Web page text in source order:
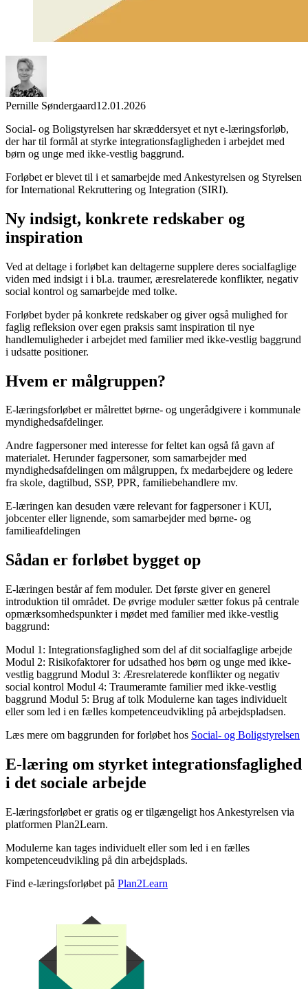
Pernille Søndergaard12.01.2026
Social- og Boligstyrelsen har skræddersyet et nyt e-læringsforløb,
der har til formål at styrke integrationsfagligheden i arbejdet med
børn og unge med ikke-vestlig baggrund.
Forløbet er blevet til i et samarbejde med Ankestyrelsen og Styrelsen
for International Rekruttering og Integration (SIRI).
Ny indsigt, konkrete redskaber og
inspiration
Ved at deltage i forløbet kan deltagerne supplere deres socialfaglige
viden med indsigt i i bl.a. traumer, æresrelaterede konflikter, negativ
social kontrol og samarbejde med tolke.
Forløbet byder på konkrete redskaber og giver også mulighed for
faglig refleksion over egen praksis samt inspiration til nye
handlemuligheder i arbejdet med familier med ikke-vestlig baggrund
i udsatte positioner.
Hvem er målgruppen?
E-læringsforløbet er målrettet børne- og ungerådgivere i kommunale
myndighedsafdelinger.
Andre fagpersoner med interesse for feltet kan også få gavn af
materialet. Herunder fagpersoner, som samarbejder med
myndighedsafdelingen om målgruppen, fx medarbejdere og ledere
fra skole, dagtilbud, SSP, PPR, familiebehandlere mv.
E-læringen kan desuden være relevant for fagpersoner i KUI,
jobcenter eller lignende, som samarbejder med børne- og
familieafdelingen
Sådan er forløbet bygget op
E-læringen består af fem moduler. Det første giver en generel
introduktion til området. De øvrige moduler sætter fokus på centrale
opmærksomhedspunkter i mødet med familier med ikke-vestlig
baggrund:
Modul 1: Integrationsfaglighed som del af dit socialfaglige arbejde
Modul 2: Risikofaktorer for udsathed hos børn og unge med ikke-
vestlig baggrund Modul 3: Æresrelaterede konflikter og negativ
social kontrol Modul 4: Traumeramte familier med ikke-vestlig
baggrund Modul 5: Brug af tolk Modulerne kan tages individuelt
eller som led i en fælles kompetenceudvikling på arbejdspladsen.
Læs mere om baggrunden for forløbet hos Social- og Boligstyrelsen
E-læring om styrket integrationsfaglighed
i det sociale arbejde
E-læringsforløbet er gratis og er tilgængeligt hos Ankestyrelsen via
platformen Plan2Learn.
Modulerne kan tages individuelt eller som led i en fælles
kompetenceudvikling på din arbejdsplads.
Find e-læringsforløbet på Plan2Learn